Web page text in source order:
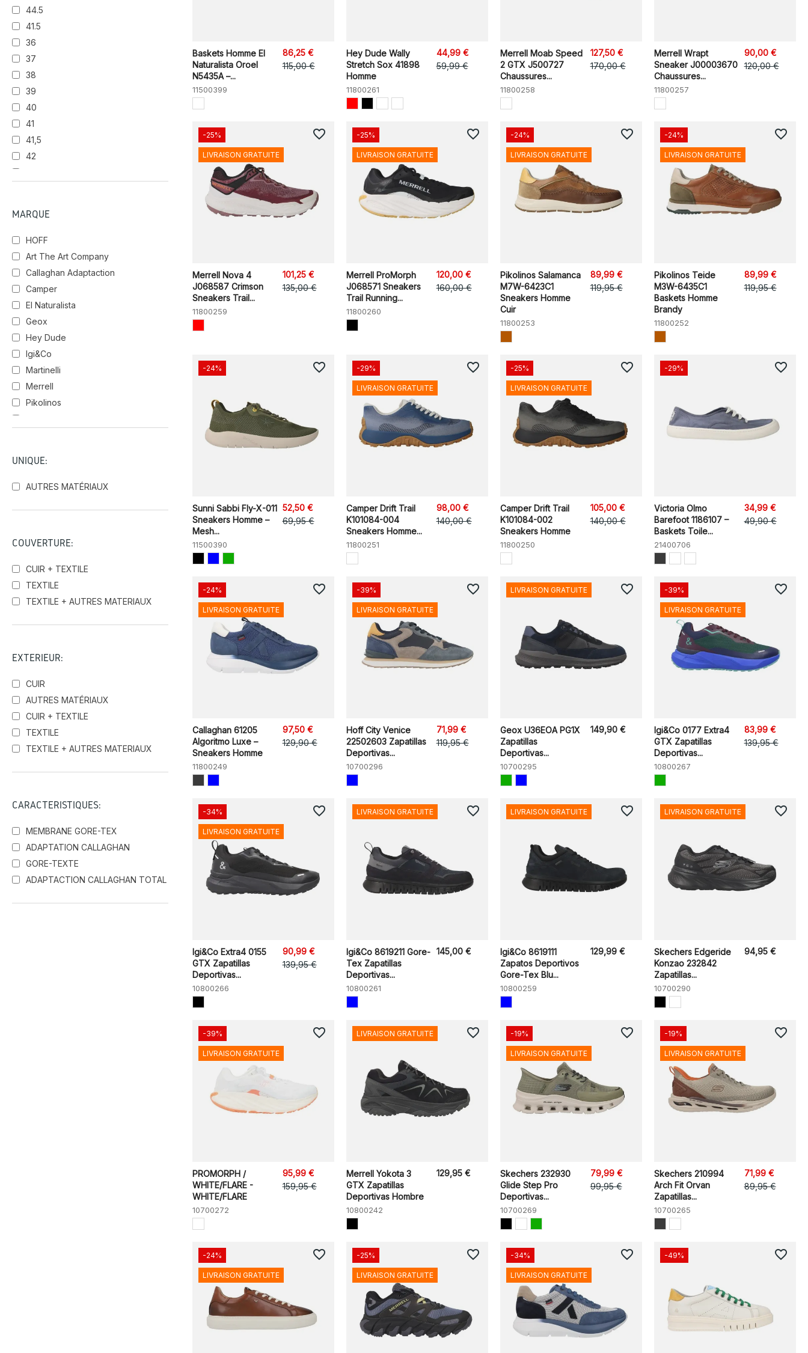
NERO
NAN
BLACK/WHITE
NVY
MARIANA
44.5
41.5
36
37
38
39
40
41
41,5
42
44,5
45
46
MARQUE
HOFF
Art The Art Company
Callaghan Adaptaction
Camper
El Naturalista
Geox
Hey Dude
Igi&Co
Martinelli
Merrell
Pikolinos
UNIQUE:
AUTRES MATÉRIAUX
COUVERTURE:
CUIR + TEXTILE
TEXTILE
TEXTILE + AUTRES MATERIAUX
EXTÉRIEUR:
CUIR
AUTRES MATÉRIAUX
CUIR + TEXTILE
TEXTILE
TEXTILE + AUTRES MATERIAUX
CARACTÉRISTIQUES:
MEMBRANE GORE-TEX
ADAPTATION CALLAGHAN
GORE-TEXTE
ADAPTACTION CALLAGHAN TOTAL
Baskets Homme El
Naturalista Oroel
N5435A –...
11500399
86,25 €
115,00 €
Hey Dude Wally
Stretch Sox 41898
Homme
11800261
44,99 €
59,99 €
Merrell Moab Speed
2 GTX J500727
Chaussures...
11800258
127,50 €
170,00 €
Merrell Wrapt
Sneaker J00003670
Chaussures...
11800257
90,00 €
120,00 €
Merrell Nova 4
J068587 Crimson
Sneakers Trail...
11800259
101,25 €
135,00 €
-25%
LIVRAISON GRATUITE
favorite_border
Merrell ProMorph
J068571 Sneakers
Trail Running...
11800260
120,00 €
160,00 €
-25%
LIVRAISON GRATUITE
favorite_border
Pikolinos Salamanca
M7W-6423C1
Sneakers Homme
Cuir
11800253
89,99 €
119,95 €
-24%
LIVRAISON GRATUITE
favorite_border
Pikolinos Teide
M3W-6435C1
Baskets Homme
Brandy
11800252
89,99 €
119,95 €
-24%
LIVRAISON GRATUITE
favorite_border
Sunni Sabbi Fly-X-011
Sneakers Homme –
Mesh...
11500390
52,50 €
69,95 €
-24% favorite_border
Camper Drift Trail
K101084-004
Sneakers Homme...
11800251
98,00 €
140,00 €
-29%
LIVRAISON GRATUITE
favorite_border
Camper Drift Trail
K101084-002
Sneakers Homme
11800250
105,00 €
140,00 €
-25%
LIVRAISON GRATUITE
favorite_border
Victoria Olmo
Barefoot 1186107 –
Baskets Toile...
21400706
34,99 €
49,90 €
-29% favorite_border
Callaghan 61205
Algoritmo Luxe –
Sneakers Homme
11800249
97,50 €
129,90 €
-24%
LIVRAISON GRATUITE
favorite_border
Hoff City Venice
22502603 Zapatillas
Deportivas...
10700296
71,99 €
119,95 €
-39%
LIVRAISON GRATUITE
favorite_border
Geox U36EOA PG1X
Zapatillas
Deportivas...
10700295
149,90 €
LIVRAISON GRATUITE favorite_border
Igi&Co 0177 Extra4
GTX Zapatillas
Deportivas...
10800267
83,99 €
139,95 €
-39%
LIVRAISON GRATUITE
favorite_border
Igi&Co Extra4 0155
GTX Zapatillas
Deportivas...
10800266
90,99 €
139,95 €
-34%
LIVRAISON GRATUITE
favorite_border
Igi&Co 8619211 Gore-
Tex Zapatillas
Deportivas...
10800261
145,00 €
LIVRAISON GRATUITE favorite_border
Igi&Co 8619111
Zapatos Deportivos
Gore-Tex Blu...
10800259
129,99 €
LIVRAISON GRATUITE favorite_border
Skechers Edgeride
Konzao 232842
Zapatillas...
10700290
94,95 €
LIVRAISON GRATUITE favorite_border
PROMORPH /
WHITE/FLARE -
WHITE/FLARE
10700272
95,99 €
159,95 €
-39%
LIVRAISON GRATUITE
favorite_border
Merrell Yokota 3
GTX Zapatillas
Deportivas Hombre
10800242
129,95 €
LIVRAISON GRATUITE favorite_border
Skechers 232930
Glide Step Pro
Deportivas...
10700269
79,99 €
99,95 €
-19%
LIVRAISON GRATUITE
favorite_border
Skechers 210994
Arch Fit Orvan
Zapatillas...
10700265
71,99 €
89,95 €
-19%
LIVRAISON GRATUITE
favorite_border
-24%
LIVRAISON GRATUITE
favorite_border -25%
LIVRAISON GRATUITE
favorite_border -34%
LIVRAISON GRATUITE
favorite_border -49% favorite_border